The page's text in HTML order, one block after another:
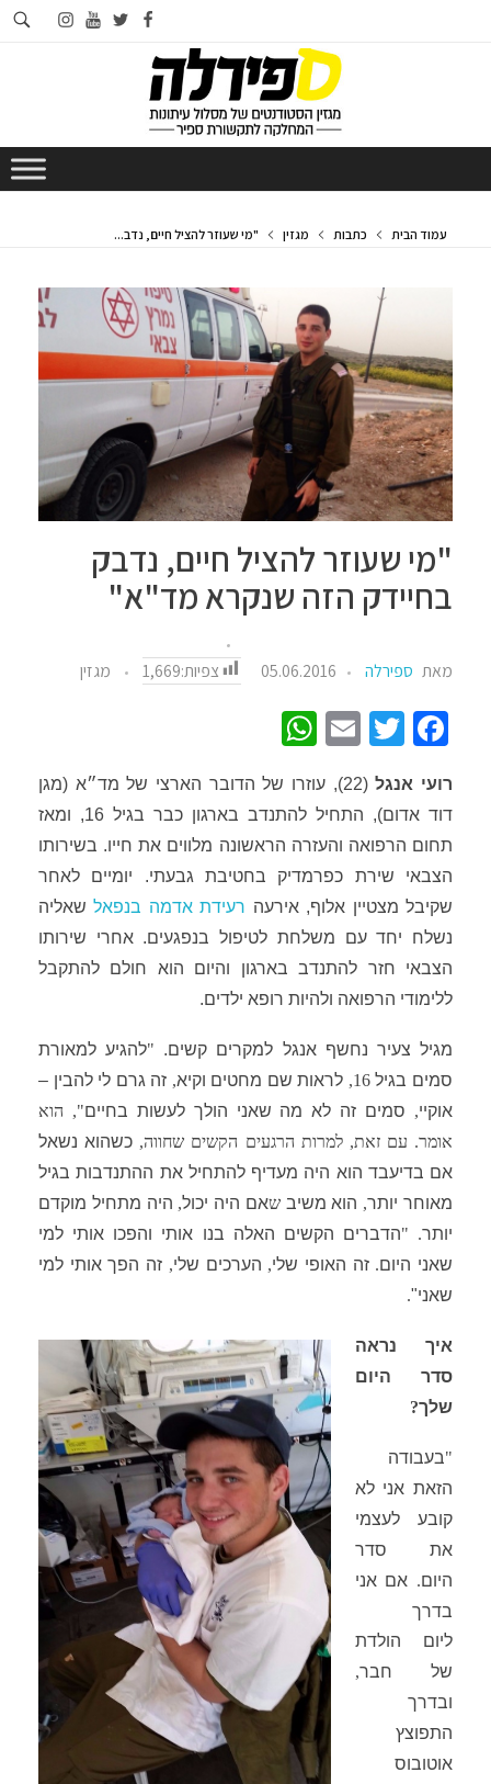
facebook
twitter
youtube
instagram
עמוד הבית כתבות מגזין "מי שעוזר להציל חיים, נדב...
"מי שעוזר להציל חיים, נדבק
בחיידק הזה שנקרא מד"א"
מאת ספירלה 05.06.2016 צפיות:1,669 מגזין
Fa
b
o
o
k
T
tt
er
E
ail
h
at
sA
p
p
רועי אנגל
(22), עוזרו של הדובר הארצי של מד״א (מגן
דוד אדום), התחיל להתנדב בארגון כבר בגיל 16, ומאז
תחום הרפואה והעזרה הראשונה מלווים את חייו. בשירותו
הצבאי שירת כפרמדיק בחטיבת גבעתי. יומיים לאחר
שקיבל מצטיין אלוף, אירעה רעידת אדמה בנפאלשאליה
נשלח יחד עם משלחת לטיפול בנפגעים. אחרי שירותו
הצבאי חזר להתנדב בארגון והיום הוא חולם להתקבל
ללימודי הרפואה ולהיות רופא ילדים.
מגיל צעיר נחשף אנגל למקרים קשים. "להגיע למאורת
סמים בגיל16, לראות שם מחטים וקיא, זה גרם לי להבין –
אוקיי, סמים זה לא מה שאני הולך לעשות בחיים", הוא
אומר. עם זאת, למרות הרגעים הקשים שחווה, כשהוא נשאל
אם בדיעבד הוא היה מעדיף להתחיל את ההתנדבות בגיל
מאוחר יותר, הוא משיב שאם היה יכול, היה מתחיל מוקדם
יותר. "הדברים הקשים האלה בנו אותי והפכו אותי למי
שאני היום.זה האופי שלי, הערכים שלי, זה הפך אותי למי
שאני".
איך נראה
סדר היום
שלך?
"בעבודה
הזאת אני לא
קובע לעצמי
את סדר
היום. אם אני
בדרך
ליום
הולדת
של חבר,
ובדרך
התפוצץ
אוטובוס